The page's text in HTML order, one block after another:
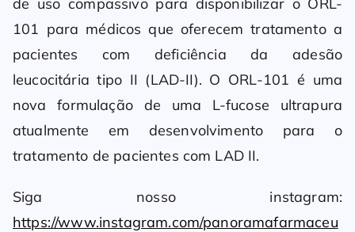
101 para médicos que oferecem tratamento a
pacientes com deficiência da adesão
leucocitária tipo II (LAD-II). O ORL-101 é uma
nova formulação de uma L-fucose ultrapura
atualmente em desenvolvimento para o
tratamento de pacientes com LAD II.
Siga nosso instagram:
https://www.instagram.com/panoramafarmaceu